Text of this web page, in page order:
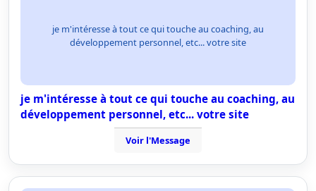
je m'intéresse à tout ce qui touche au coaching, au
développement personnel, etc... votre site
je m'intéresse à tout ce qui touche au coaching, au
développement personnel, etc... votre site
Voir l'Message